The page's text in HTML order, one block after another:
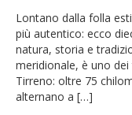
Lontano dalla folla
più autentico: ecco
natura, storia e
meridionale, è uno
Tirreno: oltre 75
alternano a […]